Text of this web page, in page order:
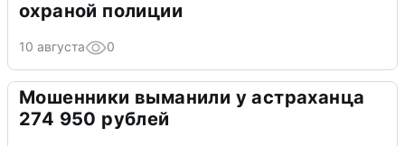
охраной полиции
10 августа 0
Мошенники выманили у астраханца
274 950 рублей